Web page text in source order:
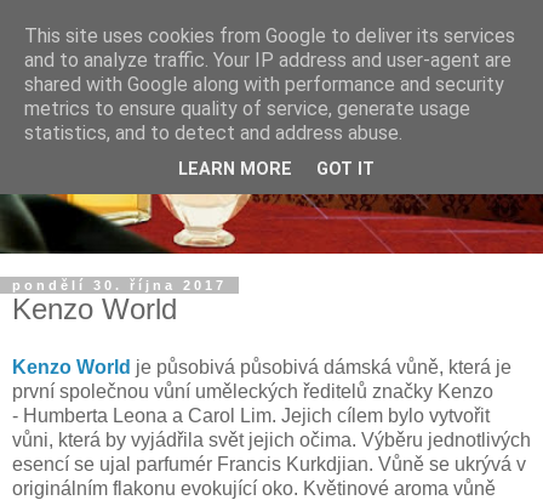
pondělí 30. října 2017
Kenzo World
Kenzo World je působivá působivá dámská vůně, která je
první společnou vůní uměleckých ředitelů značky Kenzo
- Humberta Leona a Carol Lim. Jejich cílem bylo vytvořit
vůni, která by vyjádřila svět jejich očima. Výběru jednotlivých
esencí se ujal parfumér Francis Kurkdjian. Vůně se ukrývá v
originálním flakonu evokující oko. Květinové aroma vůně
This site uses cookies from Google to deliver its services
and to analyze traffic. Your IP address and user-agent are
shared with Google along with performance and security
metrics to ensure quality of service, generate usage
statistics, and to detect and address abuse.
LEARN MORE GOT IT